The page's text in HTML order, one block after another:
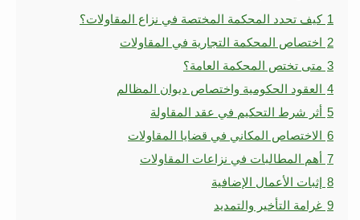
1 كيف تحدد المحكمة المختصة في نزاع المقاولات؟
2 اختصاص المحكمة التجارية في المقاولات
3 متى تختص المحكمة العامة؟
4 العقود الحكومية واختصاص ديوان المظالم
5 أثر شرط التحكيم في عقد المقاولة
6 الاختصاص المكاني في قضايا المقاولات
7 أهم المطالبات في نزاعات المقاولات
8 إثبات الأعمال الإضافية
9 غرامة التأخير والتمديد